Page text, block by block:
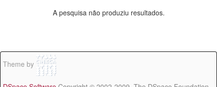
A pesquisa não produziu resultados.
Theme by